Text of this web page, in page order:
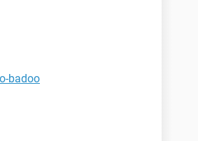
badoo